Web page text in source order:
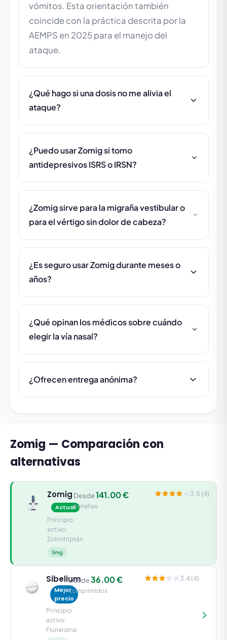
vómitos. Esta orientación también
coincide con la práctica descrita por la
AEMPS en 2025 para el manejo del
ataque.
¿Qué hago si una dosis no me alivia el
ataque?
¿Puedo usar Zomig si tomo
antidepresivos ISRS o IRSN?
¿Zomig sirve para la migraña vestibular o
para el vértigo sin dolor de cabeza?
¿Es seguro usar Zomig durante meses o
años?
¿Qué opinan los médicos sobre cuándo
elegir la vía nasal?
¿Ofrecen entrega anónima?
Zomig — Comparación con
alternativas
Zomig
Actual
Principio
activo:
Zolmitriptán
5mg
Desde141.00 €
botellas
3.5 (4)
Sibelium
Mejor
precio
Principio
activo:
Flunarizina
Desde36.00 €
comprimidos
3.4 (4)